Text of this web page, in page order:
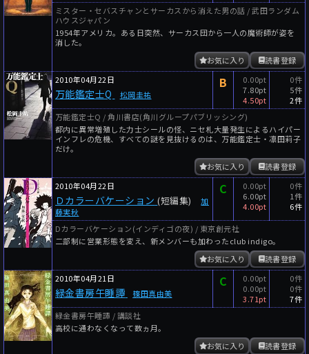
ミスター・セバスチャンとサーカスから消えた男の話 / 武田ランダム
ハウスジャパン
1954年アメリカ。ある日突然、サーカス団から一人の魔術師が姿を
消した。
読書登録
お気に入り
2010年04月22日
万能鑑定士Q 松岡圭祐
B
0.00pt
7.80pt
4.50pt
0件
5件
2件
万能鑑定士Q / 角川書店(角川グループパブリッシング)
都内に異常増殖した力士シールの怪、ニセ札大量発生によるハイパー
インフレの危機、すべての謎を見抜けるのは、万能鑑定士・凛田莉子
だけ。
読書登録
お気に入り
2010年04月22日
Ｄカラーバケーション (短編集)
加
藤実秋
C
0.00pt
6.00pt
4.00pt
0件
1件
6件
Dカラーバケーション(インディゴの夜) / 東京創元社
二部制に営業形態を変え、新メンバーも加わったclub indigo。
読書登録
お気に入り
2010年04月21日
緑金書房午睡譚 篠田真由美
C
0.00pt
0.00pt
3.71pt
0件
0件
7件
緑金書房午睡譚 / 講談社
高校に通わなくなって数ヵ月。
読書登録
お気に入り